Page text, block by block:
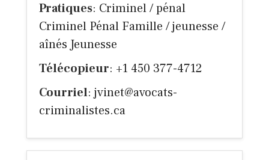
Pratiques: Criminel / pénal
Criminel Pénal Famille / jeunesse /
aînés Jeunesse
Télécopieur: +1 450 377-4712
Courriel:jvinet@avocats-
criminalistes.ca